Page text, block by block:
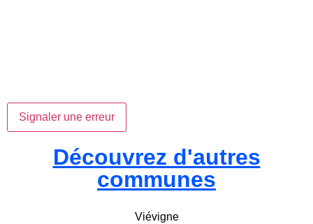
Signaler une erreur
Découvrez d'autres
communes
Viévigne